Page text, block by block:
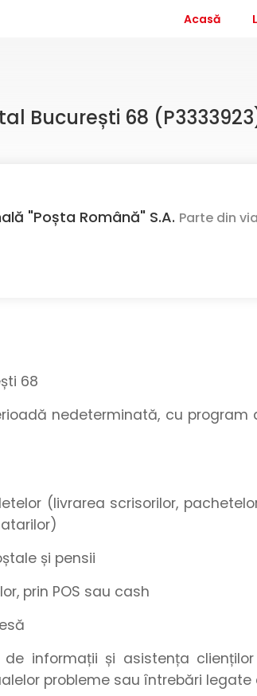
Acasă
București 68
"Poșta Română" S.A. Parte din
68
nedeterminată, cu program
(livrarea scrisorilor,
și pensii
prin POS sau cash
de informații și asistența
probleme sau întrebări legate